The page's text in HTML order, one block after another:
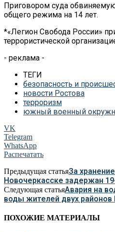
Приговором суда
общего режима на 14 лет.
*«Легион Свобода России»
террористической
- реклама -
ТЕГИ
безопасность и
новости Ростова
терроризм
южный военный
VK
Telegram
WhatsApp
Распечатать
Предыдущая статьяЗа
Новочеркасске задержан
Следующая статьяАвария на
воды жителей двух районов
ПОХОЖИЕ МАТЕРИАЛЫ